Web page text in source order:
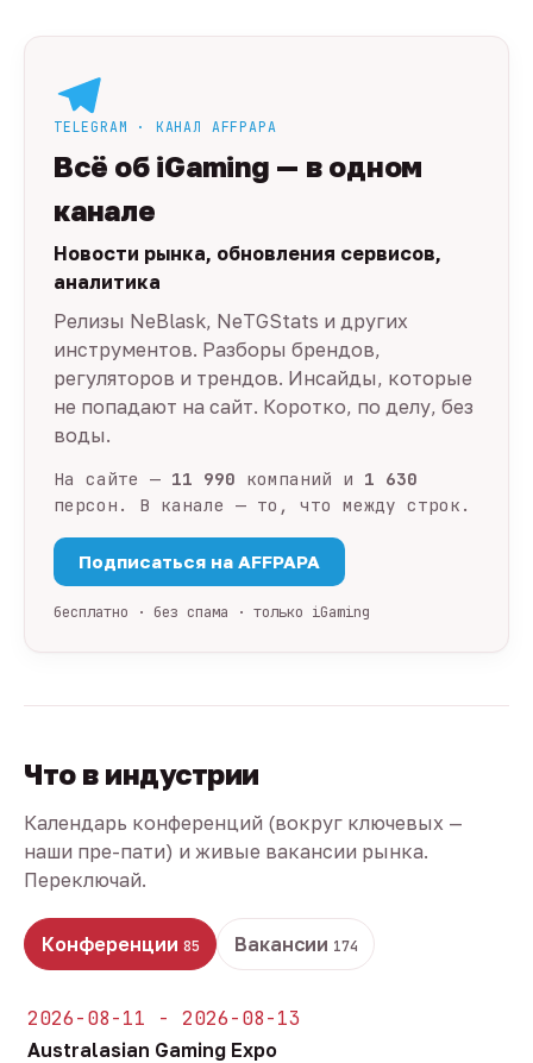
TELEGRAM · КАНАЛ AFFPAPA
Всё об iGaming — в одном
канале
Новости рынка, обновления сервисов,
аналитика
Релизы NeBlask, NeTGStats и других
инструментов. Разборы брендов,
регуляторов и трендов. Инсайды, которые
не попадают на сайт. Коротко, по делу, без
воды.
На сайте — 11 990 компаний и 1 630
персон. В канале — то, что между строк.
Подписаться на AFFPAPA
бесплатно · без спама · только iGaming
Что в индустрии
Календарь конференций (вокруг ключевых —
наши пре-пати) и живые вакансии рынка.
Переключай.
Конференции 85 Вакансии 174
2026-08-11 - 2026-08-13
Australasian Gaming Expo